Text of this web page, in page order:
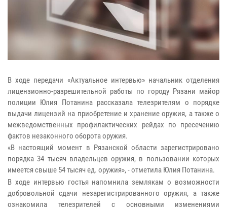
В ходе передачи «Актуальное интервью» начальник отделения
лицензионно-разрешительной работы по городу Рязани майор
полиции Юлия Потанина рассказала телезрителям о порядке
выдачи лицензий на приобретение и хранение оружия, а также о
межведомственных профилактических рейдах по пресечению
фактов незаконного оборота оружия.
«В настоящий момент в Рязанской области зарегистрировано
порядка 34 тысяч владельцев оружия, в пользовании которых
имеется свыше 54 тысяч ед. оружия», - отметила Юлия Потанина.
В ходе интервью гостья напомнила землякам о возможности
добровольной сдачи незарегистрированного оружия, а также
ознакомила телезрителей с основными изменениями